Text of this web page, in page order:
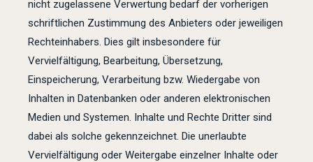
nicht zugelassene Verwertung bedarf der vorherigen
schriftlichen Zustimmung des Anbieters oder jeweiligen
Rechteinhabers. Dies gilt insbesondere für
Vervielfältigung, Bearbeitung, Übersetzung,
Einspeicherung, Verarbeitung bzw. Wiedergabe von
Inhalten in Datenbanken oder anderen elektronischen
Medien und Systemen. Inhalte und Rechte Dritter sind
dabei als solche gekennzeichnet. Die unerlaubte
Vervielfältigung oder Weitergabe einzelner Inhalte oder